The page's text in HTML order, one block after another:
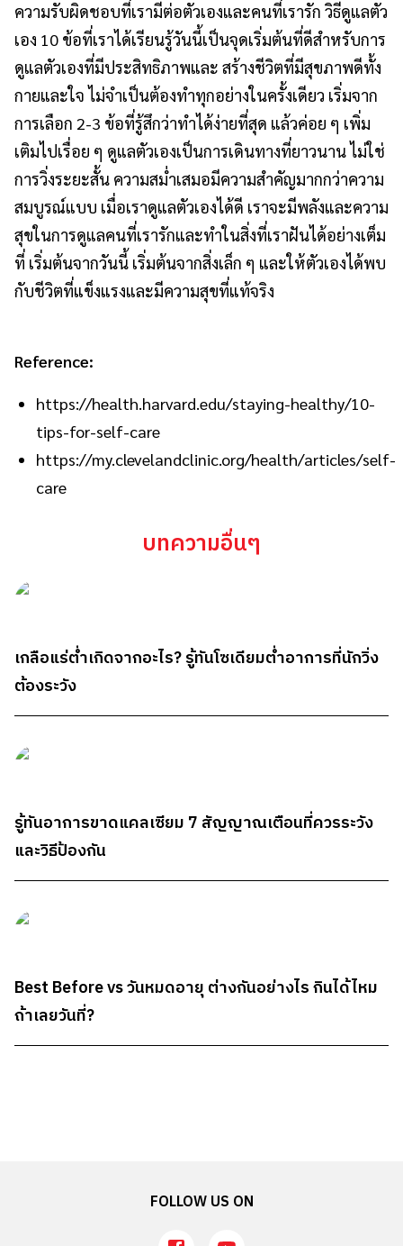
ความรับผิดชอบที่เรามีต่อตัวเองและคนที่เรารัก วิธีดูแลตัว
เอง 10 ข้อที่เราได้เรียนรู้วันนี้เป็นจุดเริ่มต้นที่ดีสำหรับการ
ดูแลตัวเองที่มีประสิทธิภาพและ สร้างชีวิตที่มีสุขภาพดีทั้ง
กายและใจ ไม่จำเป็นต้องทำทุกอย่างในครั้งเดียว เริ่มจาก
การเลือก 2-3 ข้อที่รู้สึกว่าทำได้ง่ายที่สุด แล้วค่อย ๆ เพิ่ม
เติมไปเรื่อย ๆ ดูแลตัวเองเป็นการเดินทางที่ยาวนาน ไม่ใช่
การวิ่งระยะสั้น ความสม่ำเสมอมีความสำคัญมากกว่าความ
สมบูรณ์แบบ เมื่อเราดูแลตัวเองได้ดี เราจะมีพลังและความ
สุขในการดูแลคนที่เรารักและทำในสิ่งที่เราฝันได้อย่างเต็ม
ที่ เริ่มต้นจากวันนี้ เริ่มต้นจากสิ่งเล็ก ๆ และให้ตัวเองได้พบ
กับชีวิตที่แข็งแรงและมีความสุขที่แท้จริง
Reference:
https://health.harvard.edu/staying-healthy/10-
tips-for-self-care
https://my.clevelandclinic.org/health/articles/self-
care
บทความอื่นๆ
เกลือแร่ต่ำเกิดจากอะไร? รู้ทันโซเดียมต่ำอาการที่นักวิ่ง
ต้องระวัง
รู้ทันอาการขาดแคลเซียม 7 สัญญาณเตือนที่ควรระวัง
และวิธีป้องกัน
Best Before vs วันหมดอายุ ต่างกันอย่างไร กินได้ไหม
ถ้าเลยวันที่?
FOLLOW US ON